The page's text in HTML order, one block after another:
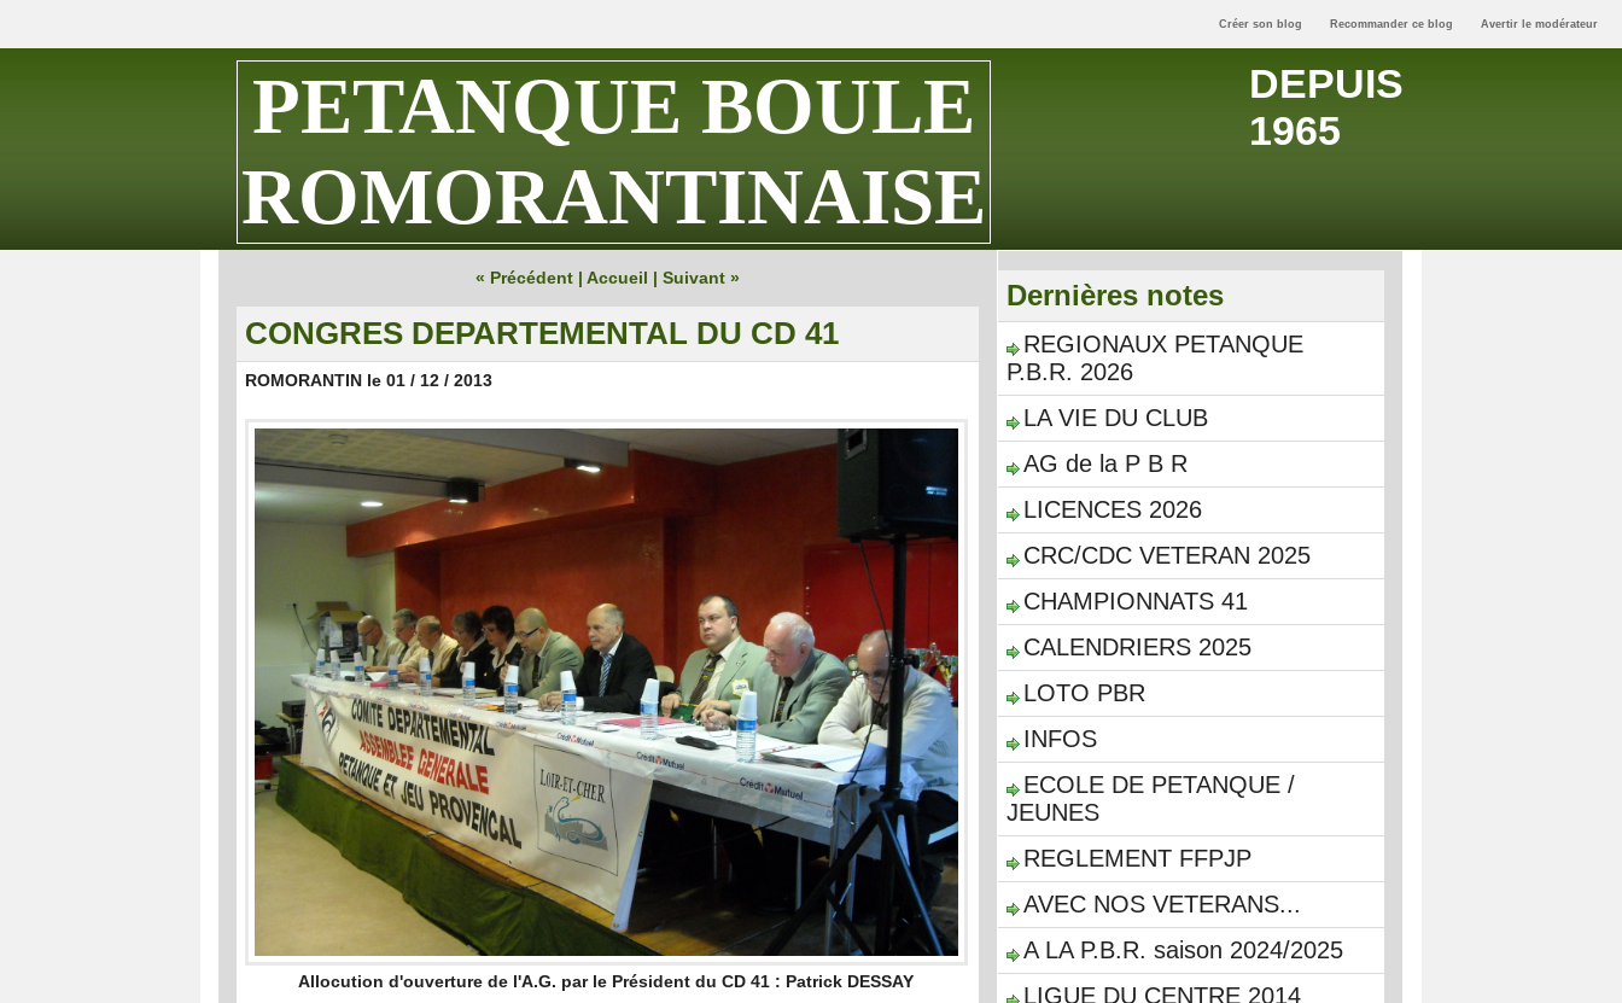
Créer son blog Recommander ce blog Avertir le modérateur
PETANQUE BOULE
ROMORANTINAISE
DEPUIS
1965
« Précédent | Accueil | Suivant »
CONGRES DEPARTEMENTAL DU CD 41
ROMORANTIN le 01 / 12 / 2013
Allocution d'ouverture de l'A.G. par le Président du CD 41 : Patrick DESSAY
Dernières notes
REGIONAUX PETANQUE
P.B.R. 2026
LA VIE DU CLUB
AG de la P B R
LICENCES 2026
CRC/CDC VETERAN 2025
CHAMPIONNATS 41
CALENDRIERS 2025
LOTO PBR
INFOS
ECOLE DE PETANQUE /
JEUNES
REGLEMENT FFPJP
AVEC NOS VETERANS...
A LA P.B.R. saison 2024/2025
LIGUE DU CENTRE 2014